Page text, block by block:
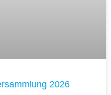
2026